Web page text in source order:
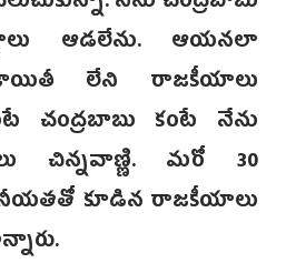
ఆడలేను. ఆయనలా
లేని రాజకీయాలు
చంద్రబాబు కంటే నేను
చిన్నవాణ్ణి. మరో 30
కూడిన రాజకీయాలు